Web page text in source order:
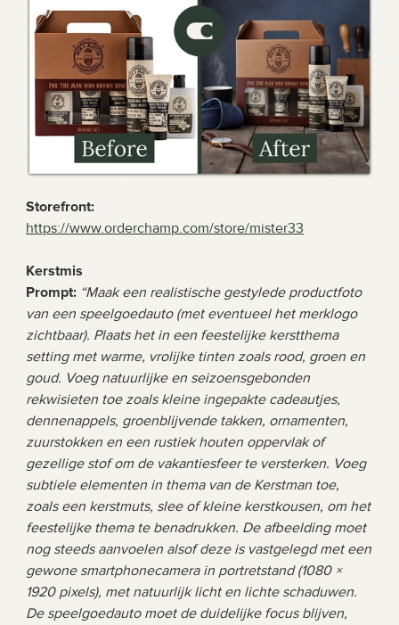
https://www.orderchamp.com/store/mister33
Kerstmis
Prompt: “Maak een realistische gestylede productfoto
van een speelgoedauto (met eventueel het merklogo
zichtbaar). Plaats het in een feestelijke kerstthema
setting met warme, vrolijke tinten zoals rood, groen en
goud. Voeg natuurlijke en seizoensgebonden
rekwisieten toe zoals kleine ingepakte cadeautjes,
dennenappels, groenblijvende takken, ornamenten,
zuurstokken en een rustiek houten oppervlak of
gezellige stof om de vakantiesfeer te versterken. Voeg
subtiele elementen in thema van de Kerstman toe,
zoals een kerstmuts, slee of kleine kerstkousen, om het
feestelijke thema te benadrukken. De afbeelding moet
nog steeds aanvoelen alsof deze is vastgelegd met een
gewone smartphonecamera in portretstand (1080 ×
1920 pixels), met natuurlijk licht en lichte schaduwen.
De speelgoedauto moet de duidelijke focus blijven,